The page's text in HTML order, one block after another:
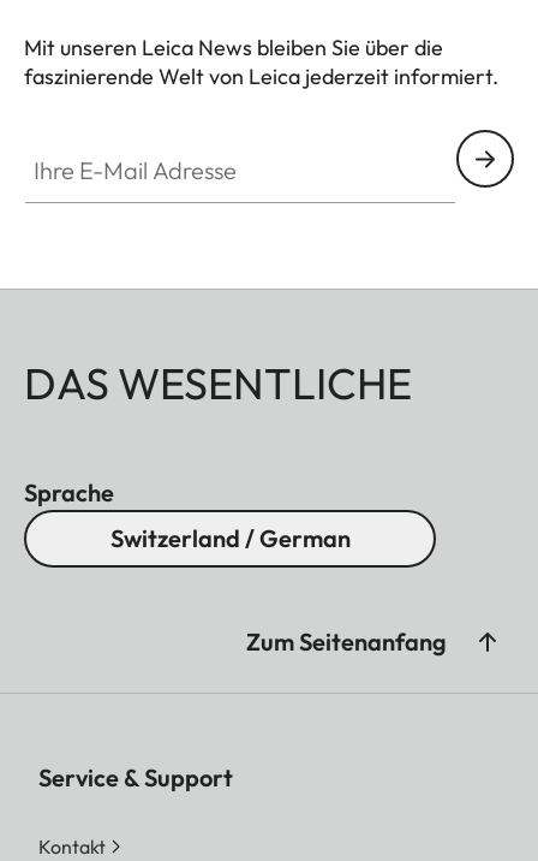
Mit unseren Leica News bleiben Sie über die
faszinierende Welt von Leica jederzeit informiert.
DAS WESENTLICHE
Sprache
Switzerland / German
Zum Seitenanfang
Service & Support
Kontakt